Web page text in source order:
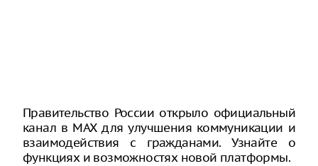
Правительство России открыло официальный
канал в MAX для улучшения коммуникации и
взаимодействия с гражданами. Узнайте о
функциях и возможностях новой платформы.